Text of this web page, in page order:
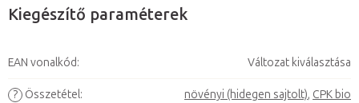
Kiegészítő paraméterek
EAN vonalkód: Változat kiválasztása
? Összetétel: növényi (hidegen sajtolt), CPK bio